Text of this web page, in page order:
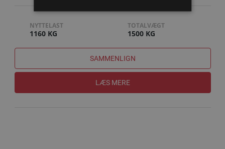
NYTTELAST
1160 KG
TOTALVÆGT
1500 KG
SAMMENLIGN
LÆS MERE